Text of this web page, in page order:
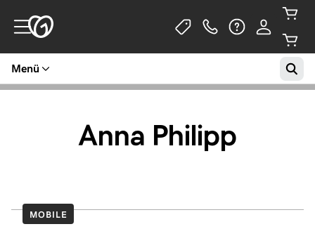
Menü
Anna Philipp
MOBILE